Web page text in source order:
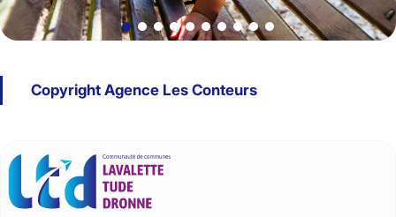
Copyright Agence Les Conteurs